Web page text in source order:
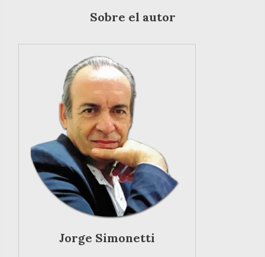
Sobre el autor
Jorge Simonetti